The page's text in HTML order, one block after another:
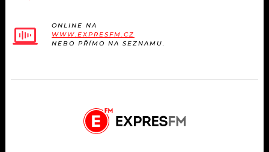
ONLINE NA
WWW.EXPRESFM.CZ
NEBO PŘÍMO NA SEZNAMU.